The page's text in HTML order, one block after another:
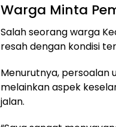
Warga Minta
Salah seorang warga
resah dengan kondisi
Menurutnya, persoalan
melainkan aspek
jalan.